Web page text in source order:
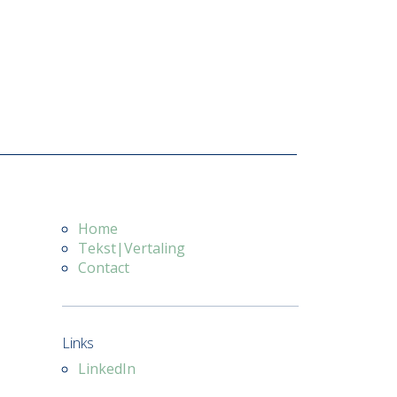
Home
Tekst|Vertaling
Contact
Links
LinkedIn